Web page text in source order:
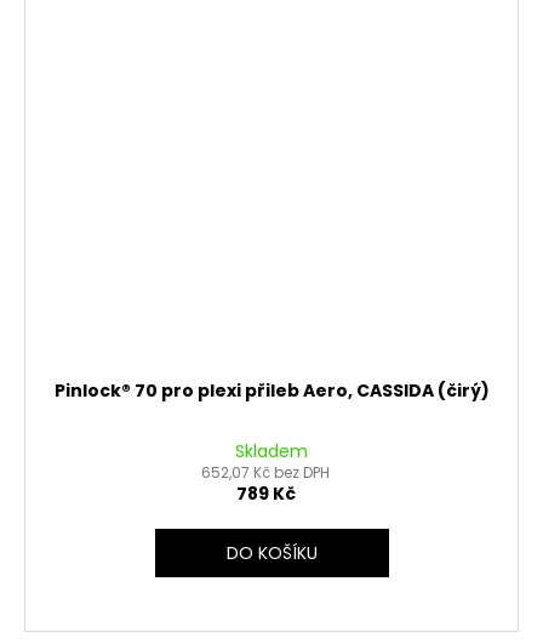
Pinlock® 70 pro plexi přileb Aero, CASSIDA (čirý)
Skladem
652,07 Kč bez DPH
789 Kč
DO KOŠÍKU